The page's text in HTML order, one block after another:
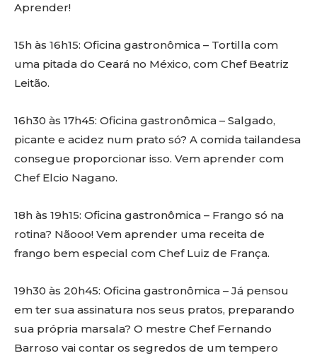
Aprender!
15h às 16h15: Oficina gastronômica – Tortilla com
uma pitada do Ceará no México, com Chef Beatriz
Leitão.
16h30 às 17h45: Oficina gastronômica – Salgado,
picante e acidez num prato só? A comida tailandesa
consegue proporcionar isso. Vem aprender com
Chef Elcio Nagano.
18h às 19h15: Oficina gastronômica – Frango só na
rotina? Nãooo! Vem aprender uma receita de
frango bem especial com Chef Luiz de França.
19h30 às 20h45: Oficina gastronômica – Já pensou
em ter sua assinatura nos seus pratos, preparando
sua própria marsala? O mestre Chef Fernando
Barroso vai contar os segredos de um tempero